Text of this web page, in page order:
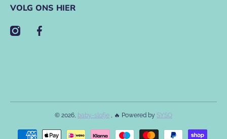
VOLG ONS HIER
instagramcom/babyslofje/
facebookcom/babyslofje
© 2026, baby-slofje , 🔥 Powered by SYSO
Betaalmethodes